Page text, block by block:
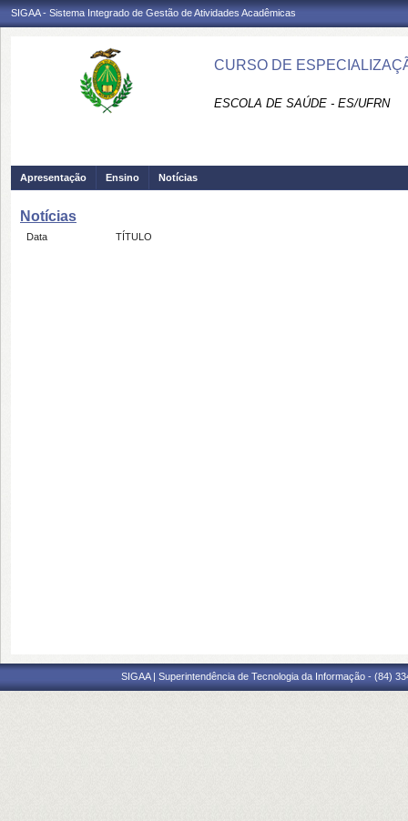
SIGAA - Sistema Integrado de Gestão de Atividades Acadêmicas
CURSO DE
ESCOLA DE SAÚDE - ES/UFRN
Apresentação Ensino Notícias
Notícias
Data TÍTULO
SIGAA | Superintendência de Tecnologia da Informação - (84)